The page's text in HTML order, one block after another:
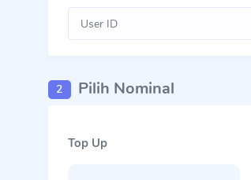
2 Pilih Nominal
Top Up